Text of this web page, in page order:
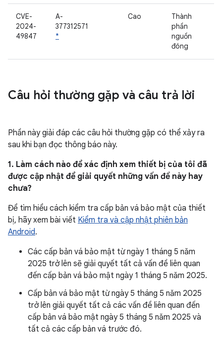
CVE-
2024-
49847
A-
377312571
*
Cao
Thành
phần
nguồn
đóng
Câu hỏi thường gặp và câu trả lời
Phần này giải đáp các câu hỏi thường gặp có thể xảy ra
sau khi bạn đọc thông báo này.
1. Làm cách nào để xác định xem thiết bị của tôi đã
được cập nhật để giải quyết những vấn đề này hay
chưa?
Để tìm hiểu cách kiểm tra cấp bản vá bảo mật của thiết
bị, hãy xem bài viết Kiểm tra và cập nhật phiên bản
Android.
Các cấp bản vá bảo mật từ ngày 1 tháng 5 năm
2025 trở lên sẽ giải quyết tất cả vấn đề liên quan
đến cấp bản vá bảo mật ngày 1 tháng 5 năm 2025.
Cấp bản vá bảo mật từ ngày 5 tháng 5 năm 2025
trở lên giải quyết tất cả các vấn đề liên quan đến
cấp bản vá bảo mật ngày 5 tháng 5 năm 2025 và
tất cả các cấp bản vá trước đó.